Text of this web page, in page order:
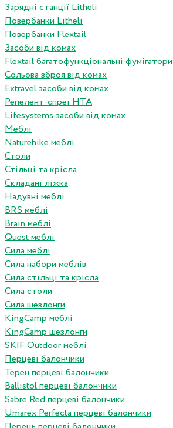
Зарядні станції Litheli
Повербанки Litheli
Повербанки Flextail
Засоби від комах
Flextail багатофункціональні фумігатори
Сольова зброя від комах
Extravel засоби від комах
Репелент-спреї HTA
Lifesystems засоби від комах
Меблі
Naturehike меблі
Столи
Стільці та крісла
Складані ліжка
Надувні меблі
BRS меблі
Brain меблі
Quest меблі
Сила меблі
Сила набори меблів
Сила стільці та крісла
Сила столи
Сила шезлонги
KingCamp меблі
KingCamp шезлонги
SKIF Outdoor меблі
Перцеві балончики
Терен перцеві балончики
Ballistol перцеві балончики
Sabre Red перцеві балончики
Umarex Perfecta перцеві балончики